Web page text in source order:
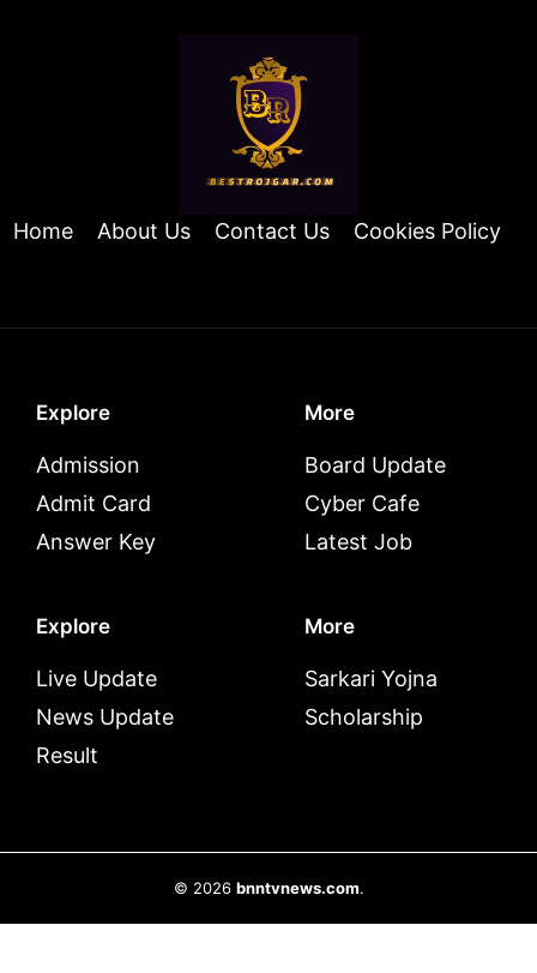
Home About Us Contact Us Cookies Policy
Explore
Admission
Admit Card
Answer Key
More
Board Update
Cyber Cafe
Latest Job
Explore
Live Update
News Update
Result
More
Sarkari Yojna
Scholarship
© 2026 bnntvnews.com.